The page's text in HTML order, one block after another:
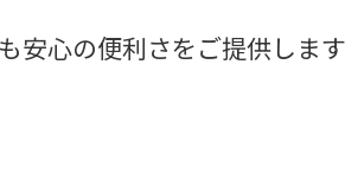
安心の便利さをご提供します